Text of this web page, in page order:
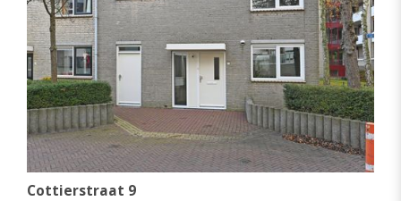
Cottierstraat 9